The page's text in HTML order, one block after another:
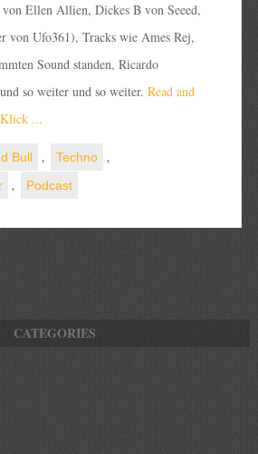
Ellen Allien, Dickes B von Seeed,
von Ufo361), Tracks wie Ames Rej,
Sound standen, Ricardo
so weiter und so weiter. Read and
Klick ...
Bull , Techno ,
, Podcast